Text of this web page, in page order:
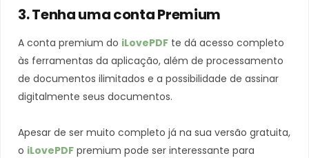
3. Tenha uma conta Premium
A conta premium do iLovePDF te dá acesso completo
às ferramentas da aplicação, além de processamento
de documentos ilimitados e a possibilidade de assinar
digitalmente seus documentos.
Apesar de ser muito completo já na sua versão gratuita,
o iLovePDF premium pode ser interessante para